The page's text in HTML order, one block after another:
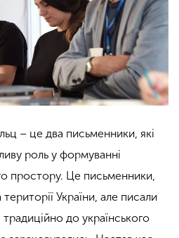
– це два письменники, які
роль у формуванні
простору. Це письменники,
України, але писали
до українського